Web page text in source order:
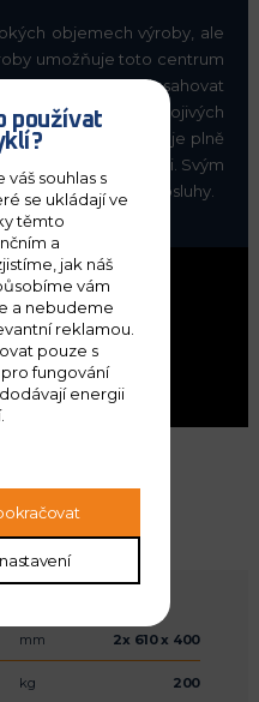
objemech výroby, ale
umožňuje toto centrum
výroby, dosahovat
i dosáhnout uspokojivých
kvality. Stroj je plně
je na vysoké úrovni. Svým
náročné obsluhy.
stroje
mm 2x 610 x 400
kg 200
používat
souhlas s
se ukládají ve
těmto
a
jak náš
vám
a nebudeme
reklamou.
pouze s
fungování
energii